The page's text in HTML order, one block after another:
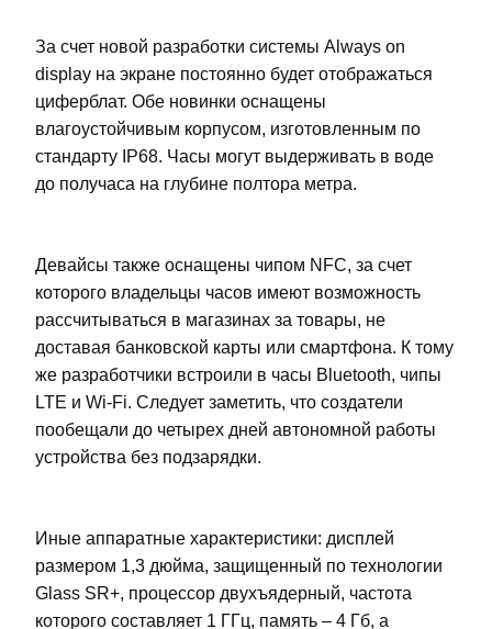
За счет новой разработки системы Always on
display на экране постоянно будет отображаться
циферблат. Обе новинки оснащены
влагоустойчивым корпусом, изготовленным по
стандарту IP68. Часы могут выдерживать в воде
до получаса на глубине полтора метра.
Девайсы также оснащены чипом NFC, за счет
которого владельцы часов имеют возможность
рассчитываться в магазинах за товары, не
доставая банковской карты или смартфона. К тому
же разработчики встроили в часы Bluetooth, чипы
LTE и Wi-Fi. Следует заметить, что создатели
пообещали до четырех дней автономной работы
устройства без подзарядки.
Иные аппаратные характеристики: дисплей
размером 1,3 дюйма, защищенный по технологии
Glass SR+, процессор двухъядерный, частота
которого составляет 1 ГГц, память – 4 Гб, а